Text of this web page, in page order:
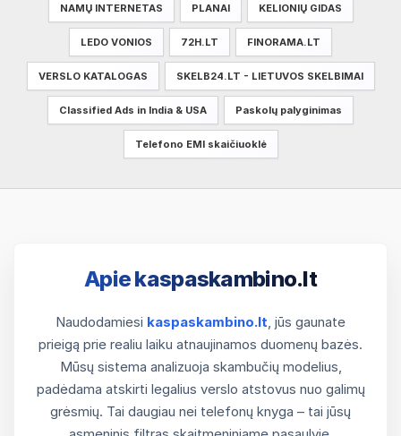
NAMŲ INTERNETAS PLANAI KELIONIŲ GIDAS
LEDO VONIOS 72H.LT FINORAMA.LT
VERSLO KATALOGAS SKELB24.LT - LIETUVOS SKELBIMAI
Classified Ads in India & USA Paskolų palyginimas
Telefono EMI skaičiuoklė
Apie kaspaskambino.lt
Naudodamiesi kaspaskambino.lt, jūs gaunate
prieigą prie realiu laiku atnaujinamos duomenų bazės.
Mūsų sistema analizuoja skambučių modelius,
padėdama atskirti legalius verslo atstovus nuo galimų
grėsmių. Tai daugiau nei telefonų knyga – tai jūsų